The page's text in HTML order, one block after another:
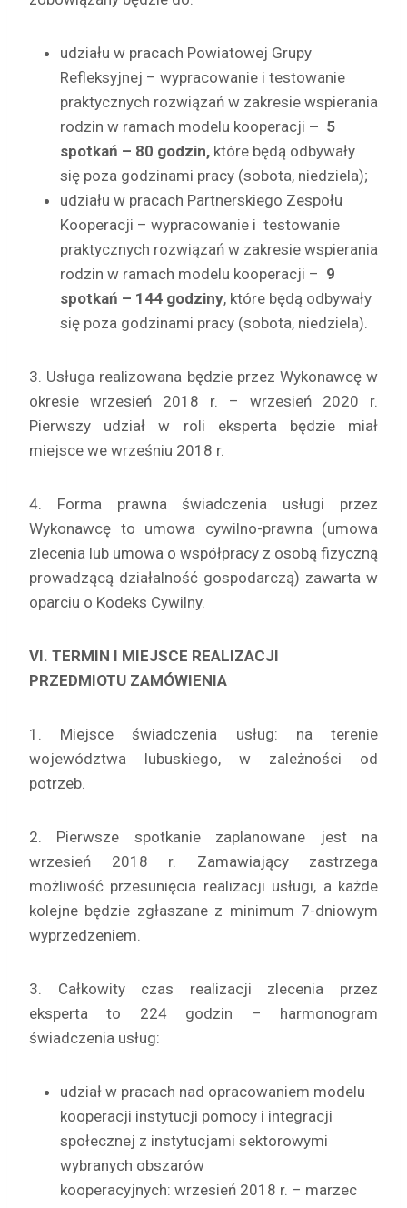
udziału w pracach Powiatowej Grupy
Refleksyjnej – wypracowanie i testowanie
praktycznych rozwiązań w zakresie wspierania
rodzin w ramach modelu kooperacji – 5
spotkań – 80 godzin, które będą odbywały
się poza godzinami pracy (sobota, niedziela);
udziału w pracach Partnerskiego Zespołu
Kooperacji – wypracowanie i testowanie
praktycznych rozwiązań w zakresie wspierania
rodzin w ramach modelu kooperacji – 9
spotkań – 144 godziny, które będą odbywały
się poza godzinami pracy (sobota, niedziela).
3. Usługa realizowana będzie przez Wykonawcę w
okresie wrzesień 2018 r. – wrzesień 2020 r.
Pierwszy udział w roli eksperta będzie miał
miejsce we wrześniu 2018 r.
4. Forma prawna świadczenia usługi przez
Wykonawcę to umowa cywilno-prawna (umowa
zlecenia lub umowa o współpracy z osobą fizyczną
prowadzącą działalność gospodarczą) zawarta w
oparciu o Kodeks Cywilny.
VI. TERMIN I MIEJSCE REALIZACJI
PRZEDMIOTU ZAMÓWIENIA
1. Miejsce świadczenia usług: na terenie
województwa lubuskiego, w zależności od
potrzeb.
2. Pierwsze spotkanie zaplanowane jest na
wrzesień 2018 r. Zamawiający zastrzega
możliwość przesunięcia realizacji usługi, a każde
kolejne będzie zgłaszane z minimum 7-dniowym
wyprzedzeniem.
3. Całkowity czas realizacji zlecenia przez
eksperta to 224 godzin – harmonogram
świadczenia usług:
udział w pracach nad opracowaniem modelu
kooperacji instytucji pomocy i integracji
społecznej z instytucjami sektorowymi
wybranych obszarów
kooperacyjnych: wrzesień 2018 r. – marzec